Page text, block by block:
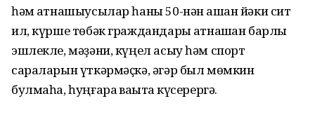
һәм ҡатнашыусылар һаны 50-нән ашҡан йәки сит
ил, күрше төбәк граждандары ҡатнашҡан барлыҡ
эшлекле, мәҙәни, күңел асыу һәм спорт
сараларын үткәрмәҫкә, әгәр был мөмкин
булмаһа, һуңғараҡ ваҡытҡа күсерергә.